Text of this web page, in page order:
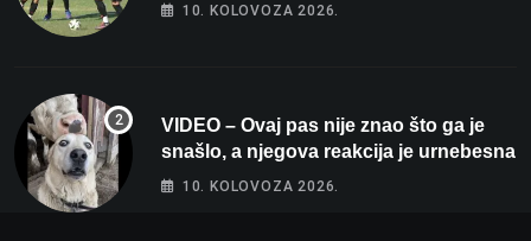
10. KOLOVOZA 2026.
VIDEO – Ovaj pas nije znao što ga je
snašlo, a njegova reakcija je urnebesna
10. KOLOVOZA 2026.